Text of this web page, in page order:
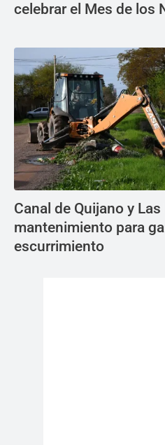
celebrar el Mes de los
Canal de Quijano y
mantenimiento para
escurrimiento